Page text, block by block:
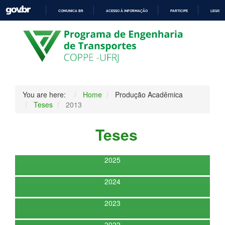
PARA
O
CONTEÚDO
COMUNICA BR ACESSO À INFORMAÇÃO PARTICIPE
You are here: Home
Produção Acadêmica
Teses
2013
Teses
2025
2024
2023